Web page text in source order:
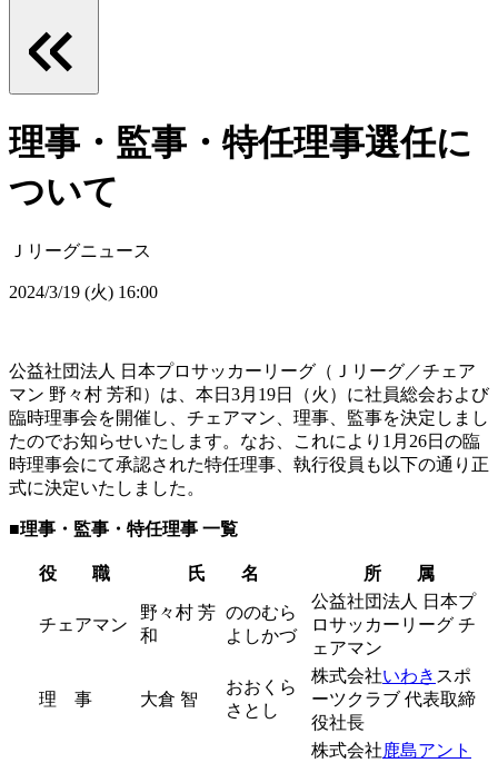
理事・監事・特任理事選任に
ついて
Ｊリーグニュース
2024/3/19 (火) 16:00
公益社団法人 日本プロサッカーリーグ（Ｊリーグ／チェア
マン 野々村 芳和）は、本日3月19日（火）に社員総会および
臨時理事会を開催し、チェアマン、理事、監事を決定しまし
たのでお知らせいたします。なお、これにより1月26日の臨
時理事会にて承認された特任理事、執行役員も以下の通り正
式に決定いたしました。
■理事・監事・特任理事 一覧
役 職 氏 名 所 属
チェアマン
野々村 芳
和
ののむら
よしかづ
公益社団法人 日本プ
ロサッカーリーグ チ
ェアマン
理 事 大倉 智
おおくら
さとし
株式会社いわき スポ
ーツクラブ 代表取締
役社長
株式会社鹿島アント